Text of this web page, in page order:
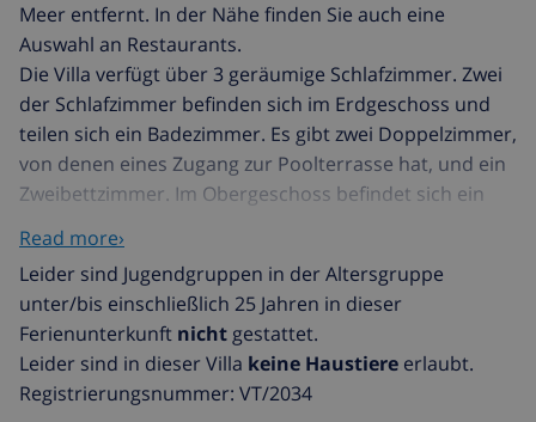
Meer entfernt. In der Nähe finden Sie auch eine
Auswahl an Restaurants.
Die Villa verfügt über 3 geräumige Schlafzimmer. Zwei
der Schlafzimmer befinden sich im Erdgeschoss und
teilen sich ein Badezimmer. Es gibt zwei Doppelzimmer,
von denen eines Zugang zur Poolterrasse hat, und ein
Zweibettzimmer. Im Obergeschoss befindet sich ein
Doppelzimmer mit eigener Dusche und eine private
Terrasse mit herrlichem Blick auf das Meer. Alle
Schlafzimmer verfügen über eine Klimaanlage.
Der Wohnbereich ist hell und luftig mit
durchgehenden Terrassentüren, die viel Licht und
Poolblick bieten. Es gibt bequeme Sofas, TV, DVD und
Internetanschluss. Der Wohnbereich verfügt auch
Read more›
Leider sind Jugendgruppen in der Altersgruppe
unter/bis einschließlich 25 Jahren in dieser
Ferienunterkunft nichtgestattet.
Leider sind in dieser Villa keine Haustiere erlaubt.
Registrierungsnummer: VT/2034